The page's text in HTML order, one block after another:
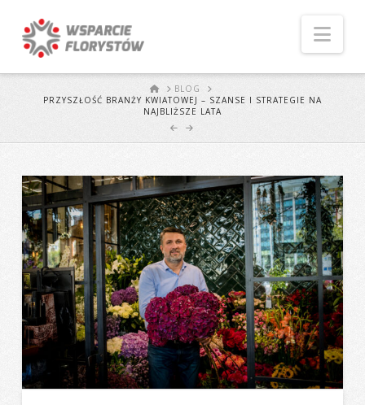
STARTBLOG
PRZYSZŁOŚĆ BRANŻY KWIATOWEJ – SZANSE I STRATEGIE NA
NAJBLIŻSZE LATA